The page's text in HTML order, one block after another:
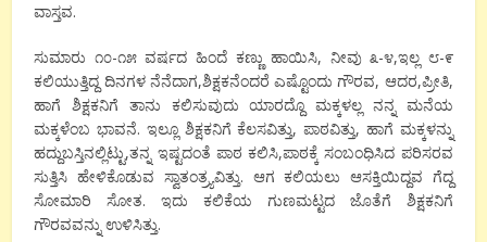
ವಾಸ್ತವ.
ಸುಮಾರು ೧೦-೧೫ ವರ್ಷದ ಹಿಂದೆ ಕಣ್ಣು ಹಾಯಿಸಿ, ನೀವು ೩-೪,ಇಲ್ಲ ೮-೯
ಕಲಿಯುತ್ತಿದ್ದ ದಿನಗಳ ನೆನೆದಾಗ,ಶಿಕ್ಷಕನೆಂದರೆ ಎಷ್ಟೊಂದು ಗೌರವ, ಆದರ,ಪ್ರೀತಿ,
ಹಾಗೆ ಶಿಕ್ಷಕನಿಗೆ ತಾನು ಕಲಿಸುವುದು ಯಾರದ್ದೊ ಮಕ್ಕಳಲ್ಲ ನನ್ನ ಮನೆಯ
ಮಕ್ಕಳೆಂಬ ಭಾವನೆ. ಇಲ್ಲೂ ಶಿಕ್ಷಕನಿಗೆ ಕೆಲಸವಿತ್ತು, ಪಾಠವಿತ್ತು, ಹಾಗೆ ಮಕ್ಕಳನ್ನು
ಹದ್ದುಬಸ್ತಿನಲ್ಲಿಟ್ಟು,ತನ್ನ ಇಷ್ಟದಂತೆ ಪಾಠ ಕಲಿಸಿ,ಪಾಠಕ್ಕೆ ಸಂಬಂಧಿಸಿದ ಪರಿಸರವ
ಸುತ್ತಿಸಿ ಹೇಳಿಕೊಡುವ ಸ್ವಾತಂತ್ರ್ಯವಿತ್ತು. ಆಗ ಕಲಿಯಲು ಆಸಕ್ತಿಯಿದ್ದವ ಗೆದ್ದ
ಸೋಮಾರಿ ಸೋತ. ಇದು ಕಲಿಕೆಯ ಗುಣಮಟ್ಟದ ಜೊತೆಗೆ ಶಿಕ್ಷಕನಿಗೆ
ಗೌರವವನ್ನು ಉಳಿಸಿತ್ತು.